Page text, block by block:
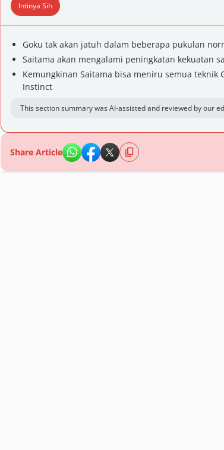
Intinya Sih
Goku tak akan jatuh dalam beberapa pukulan
Saitama akan mengalami peningkatan kekuatan
Kemungkinan Saitama bisa meniru semua teknik
Instinct
This section summary was AI-assisted and reviewed by our
Share Article